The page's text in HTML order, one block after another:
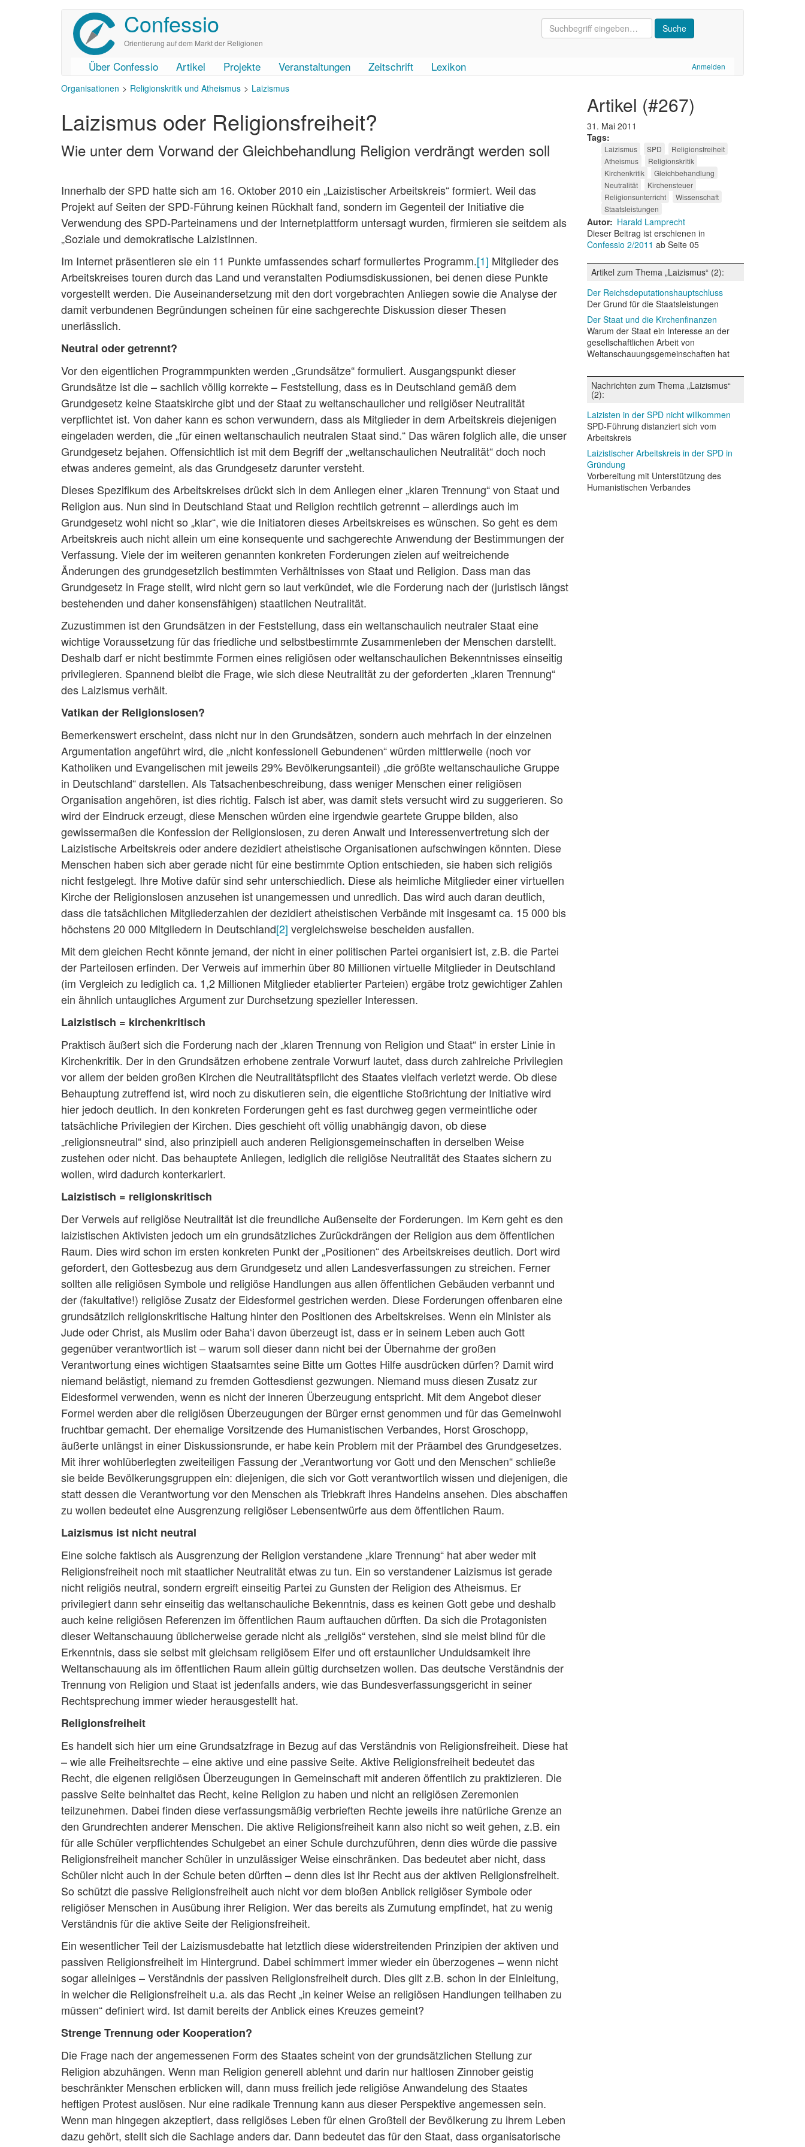
Confessio
Orientierung auf dem Markt der Religionen
User
account
menu
Anmelden
Main
navigation
Über Confessio Artikel Projekte Veranstaltungen Zeitschrift Lexikon
Organisationen Religionskritik und Atheismus Laizismus
Laizismus oder Religionsfreiheit?
Wie unter dem Vorwand der Gleichbehandlung Religion verdrängt werden soll
Innerhalb der SPD hatte sich am 16. Oktober 2010 ein „Laizistischer Arbeitskreis“ formiert. Weil das
Projekt auf Seiten der SPD-Führung keinen Rückhalt fand, sondern im Gegenteil der Initiative die
Verwendung des SPD-Parteinamens und der Internetplattform untersagt wurden, firmieren sie seitdem als
„Soziale und demokratische LaizistInnen.
Im Internet präsentieren sie ein 11 Punkte umfassendes scharf formuliertes Programm.[1] Mitglieder des
Arbeitskreises touren durch das Land und veranstalten Podiumsdiskussionen, bei denen diese Punkte
vorgestellt werden. Die Auseinandersetzung mit den dort vorgebrachten Anliegen sowie die Analyse der
damit verbundenen Begründungen scheinen für eine sachgerechte Diskussion dieser Thesen
unerlässlich.
Neutral oder getrennt?
Vor den eigentlichen Programmpunkten werden „Grundsätze“ formuliert. Ausgangspunkt dieser
Grundsätze ist die – sachlich völlig korrekte – Feststellung, dass es in Deutschland gemäß dem
Grundgesetz keine Staatskirche gibt und der Staat zu weltanschaulicher und religiöser Neutralität
verpflichtet ist. Von daher kann es schon verwundern, dass als Mitglieder in dem Arbeitskreis diejenigen
eingeladen werden, die „für einen weltanschaulich neutralen Staat sind.“ Das wären folglich alle, die unser
Grundgesetz bejahen. Offensichtlich ist mit dem Begriff der „weltanschaulichen Neutralität“ doch noch
etwas anderes gemeint, als das Grundgesetz darunter versteht.
Dieses Spezifikum des Arbeitskreises drückt sich in dem Anliegen einer „klaren Trennung“ von Staat und
Religion aus. Nun sind in Deutschland Staat und Religion rechtlich getrennt – allerdings auch im
Grundgesetz wohl nicht so „klar“, wie die Initiatoren dieses Arbeitskreises es wünschen. So geht es dem
Arbeitskreis auch nicht allein um eine konsequente und sachgerechte Anwendung der Bestimmungen der
Verfassung. Viele der im weiteren genannten konkreten Forderungen zielen auf weitreichende
Änderungen des grundgesetzlich bestimmten Verhältnisses von Staat und Religion. Dass man das
Grundgesetz in Frage stellt, wird nicht gern so laut verkündet, wie die Forderung nach der (juristisch längst
bestehenden und daher konsensfähigen) staatlichen Neutralität.
Zuzustimmen ist den Grundsätzen in der Feststellung, dass ein weltanschaulich neutraler Staat eine
wichtige Voraussetzung für das friedliche und selbstbestimmte Zusammenleben der Menschen darstellt.
Deshalb darf er nicht bestimmte Formen eines religiösen oder weltanschaulichen Bekenntnisses einseitig
privilegieren. Spannend bleibt die Frage, wie sich diese Neutralität zu der geforderten „klaren Trennung“
des Laizismus verhält.
Vatikan der Religionslosen?
Bemerkenswert erscheint, dass nicht nur in den Grundsätzen, sondern auch mehrfach in der einzelnen
Argumentation angeführt wird, die „nicht konfessionell Gebundenen“ würden mittlerweile (noch vor
Katholiken und Evangelischen mit jeweils 29% Bevölkerungsanteil) „die größte weltanschauliche Gruppe
in Deutschland“ darstellen. Als Tatsachenbeschreibung, dass weniger Menschen einer religiösen
Organisation angehören, ist dies richtig. Falsch ist aber, was damit stets versucht wird zu suggerieren. So
wird der Eindruck erzeugt, diese Menschen würden eine irgendwie geartete Gruppe bilden, also
gewissermaßen die Konfession der Religionslosen, zu deren Anwalt und Interessenvertretung sich der
Laizistische Arbeitskreis oder andere dezidiert atheistische Organisationen aufschwingen könnten. Diese
Menschen haben sich aber gerade nicht für eine bestimmte Option entschieden, sie haben sich religiös
nicht festgelegt. Ihre Motive dafür sind sehr unterschiedlich. Diese als heimliche Mitglieder einer virtuellen
Kirche der Religionslosen anzusehen ist unangemessen und unredlich. Das wird auch daran deutlich,
dass die tatsächlichen Mitgliederzahlen der dezidiert atheistischen Verbände mit insgesamt ca. 15 000 bis
höchstens 20 000 Mitgliedern in Deutschland[2] vergleichsweise bescheiden ausfallen.
Mit dem gleichen Recht könnte jemand, der nicht in einer politischen Partei organisiert ist, z.B. die Partei
der Parteilosen erfinden. Der Verweis auf immerhin über 80 Millionen virtuelle Mitglieder in Deutschland
(im Vergleich zu lediglich ca. 1,2 Millionen Mitglieder etablierter Parteien) ergäbe trotz gewichtiger Zahlen
ein ähnlich untaugliches Argument zur Durchsetzung spezieller Interessen.
Laizistisch = kirchenkritisch
Praktisch äußert sich die Forderung nach der „klaren Trennung von Religion und Staat“ in erster Linie in
Kirchenkritik. Der in den Grundsätzen erhobene zentrale Vorwurf lautet, dass durch zahlreiche Privilegien
vor allem der beiden großen Kirchen die Neutralitätspflicht des Staates vielfach verletzt werde. Ob diese
Behauptung zutreffend ist, wird noch zu diskutieren sein, die eigentliche Stoßrichtung der Initiative wird
hier jedoch deutlich. In den konkreten Forderungen geht es fast durchweg gegen vermeintliche oder
tatsächliche Privilegien der Kirchen. Dies geschieht oft völlig unabhängig davon, ob diese
„religionsneutral“ sind, also prinzipiell auch anderen Religionsgemeinschaften in derselben Weise
zustehen oder nicht. Das behauptete Anliegen, lediglich die religiöse Neutralität des Staates sichern zu
wollen, wird dadurch konterkariert.
Laizistisch = religionskritisch
Der Verweis auf religiöse Neutralität ist die freundliche Außenseite der Forderungen. Im Kern geht es den
laizistischen Aktivisten jedoch um ein grundsätzliches Zurückdrängen der Religion aus dem öffentlichen
Raum. Dies wird schon im ersten konkreten Punkt der „Positionen“ des Arbeitskreises deutlich. Dort wird
gefordert, den Gottesbezug aus dem Grundgesetz und allen Landesverfassungen zu streichen. Ferner
sollten alle religiösen Symbole und religiöse Handlungen aus allen öffentlichen Gebäuden verbannt und
der (fakultative!) religiöse Zusatz der Eidesformel gestrichen werden. Diese Forderungen offenbaren eine
grundsätzlich religionskritische Haltung hinter den Positionen des Arbeitskreises. Wenn ein Minister als
Jude oder Christ, als Muslim oder Baha‘i davon überzeugt ist, dass er in seinem Leben auch Gott
gegenüber verantwortlich ist – warum soll dieser dann nicht bei der Übernahme der großen
Verantwortung eines wichtigen Staatsamtes seine Bitte um Gottes Hilfe ausdrücken dürfen? Damit wird
niemand belästigt, niemand zu fremden Gottesdienst gezwungen. Niemand muss diesen Zusatz zur
Eidesformel verwenden, wenn es nicht der inneren Überzeugung entspricht. Mit dem Angebot dieser
Formel werden aber die religiösen Überzeugungen der Bürger ernst genommen und für das Gemeinwohl
fruchtbar gemacht. Der ehemalige Vorsitzende des Humanistischen Verbandes, Horst Groschopp,
äußerte unlängst in einer Diskussionsrunde, er habe kein Problem mit der Präambel des Grundgesetzes.
Mit ihrer wohlüberlegten zweiteiligen Fassung der „Verantwortung vor Gott und den Menschen“ schließe
sie beide Bevölkerungsgruppen ein: diejenigen, die sich vor Gott verantwortlich wissen und diejenigen, die
statt dessen die Verantwortung vor den Menschen als Triebkraft ihres Handelns ansehen. Dies abschaffen
zu wollen bedeutet eine Ausgrenzung religiöser Lebensentwürfe aus dem öffentlichen Raum.
Laizismus ist nicht neutral
Eine solche faktisch als Ausgrenzung der Religion verstandene „klare Trennung“ hat aber weder mit
Religionsfreiheit noch mit staatlicher Neutralität etwas zu tun. Ein so verstandener Laizismus ist gerade
nicht religiös neutral, sondern ergreift einseitig Partei zu Gunsten der Religion des Atheismus. Er
privilegiert dann sehr einseitig das weltanschauliche Bekenntnis, dass es keinen Gott gebe und deshalb
auch keine religiösen Referenzen im öffentlichen Raum auftauchen dürften. Da sich die Protagonisten
dieser Weltanschauung üblicherweise gerade nicht als „religiös“ verstehen, sind sie meist blind für die
Erkenntnis, dass sie selbst mit gleichsam religiösem Eifer und oft erstaunlicher Unduldsamkeit ihre
Weltanschauung als im öffentlichen Raum allein gültig durchsetzen wollen. Das deutsche Verständnis der
Trennung von Religion und Staat ist jedenfalls anders, wie das Bundesverfassungsgericht in seiner
Rechtsprechung immer wieder herausgestellt hat.
Religionsfreiheit
Es handelt sich hier um eine Grundsatzfrage in Bezug auf das Verständnis von Religionsfreiheit. Diese hat
– wie alle Freiheitsrechte – eine aktive und eine passive Seite. Aktive Religionsfreiheit bedeutet das
Recht, die eigenen religiösen Überzeugungen in Gemeinschaft mit anderen öffentlich zu praktizieren. Die
passive Seite beinhaltet das Recht, keine Religion zu haben und nicht an religiösen Zeremonien
teilzunehmen. Dabei finden diese verfassungsmäßig verbrieften Rechte jeweils ihre natürliche Grenze an
den Grundrechten anderer Menschen. Die aktive Religionsfreiheit kann also nicht so weit gehen, z.B. ein
für alle Schüler verpflichtendes Schulgebet an einer Schule durchzuführen, denn dies würde die passive
Religionsfreiheit mancher Schüler in unzulässiger Weise einschränken. Das bedeutet aber nicht, dass
Schüler nicht auch in der Schule beten dürften – denn dies ist ihr Recht aus der aktiven Religionsfreiheit.
So schützt die passive Religionsfreiheit auch nicht vor dem bloßen Anblick religiöser Symbole oder
religiöser Menschen in Ausübung ihrer Religion. Wer das bereits als Zumutung empfindet, hat zu wenig
Verständnis für die aktive Seite der Religionsfreiheit.
Ein wesentlicher Teil der Laizismusdebatte hat letztlich diese widerstreitenden Prinzipien der aktiven und
passiven Religionsfreiheit im Hintergrund. Dabei schimmert immer wieder ein überzogenes – wenn nicht
sogar alleiniges – Verständnis der passiven Religionsfreiheit durch. Dies gilt z.B. schon in der Einleitung,
in welcher die Religionsfreiheit u.a. als das Recht „in keiner Weise an religiösen Handlungen teilhaben zu
müssen“ definiert wird. Ist damit bereits der Anblick eines Kreuzes gemeint?
Strenge Trennung oder Kooperation?
Die Frage nach der angemessenen Form des Staates scheint von der grundsätzlichen Stellung zur
Religion abzuhängen. Wenn man Religion generell ablehnt und darin nur haltlosen Zinnober geistig
beschränkter Menschen erblicken will, dann muss freilich jede religiöse Anwandelung des Staates
heftigen Protest auslösen. Nur eine radikale Trennung kann aus dieser Perspektive angemessen sein.
Wenn man hingegen akzeptiert, dass religiöses Leben für einen Großteil der Bevölkerung zu ihrem Leben
dazu gehört, stellt sich die Sachlage anders dar. Dann bedeutet das für den Staat, dass organisatorische
artikel (#267)
31. Mai 2011
Tags
Laizismus SPD
Religionsfreiheit
Atheismus
Religionskritik
Kirchenkritik
Gleichbehandlung
Neutralität
Kirchensteuer
Religionsunterricht
Wissenschaft
Staatsleistungen
Autor
Harald Lamprecht
Dieser Beitrag ist erschienen in
Confessio 2/2011 ab Seite 05
Artikel zum Thema „Laizismus“ (2):
Der Reichsdeputationshauptschluss
Der Grund für die Staatsleistungen
Der Staat und die Kirchenfinanzen
Warum der Staat ein Interesse an der
gesellschaftlichen Arbeit von
Weltanschauungsgemeinschaften hat
Nachrichten zum Thema „Laizismus“
(2):
Laizisten in der SPD nicht willkommen
SPD-Führung distanziert sich vom
Arbeitskreis
Laizistischer Arbeitskreis in der SPD in
Gründung
Vorbereitung mit Unterstützung des
Humanistischen Verbandes